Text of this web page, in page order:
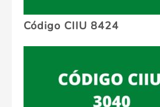
Código CIIU 8424